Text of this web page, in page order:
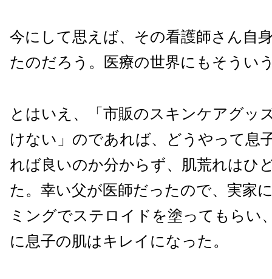
今にして思えば、その看護師さん自
たのだろう。医療の世界にもそうい
とはいえ、「市販のスキンケアグッ
けない」のであれば、どうやって息
れば良いのか分からず、肌荒れはひ
た。幸い父が医師だったので、実家
ミングでステロイドを塗ってもらい
に息子の肌はキレイになった。